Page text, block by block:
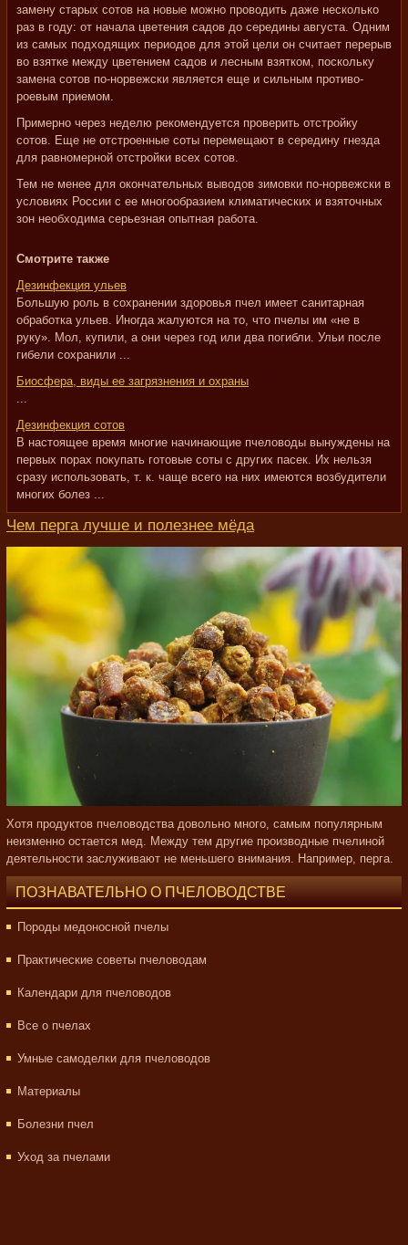
замену старых сотов на новые можно проводить даже несколько
раз в году: от начала цветения садов до середины августа. Одним
из самых подходящих периодов для этой цели он считает перерыв
во взятке между цветением садов и лесным взятком, поскольку
замена сотов по-норвежски является еще и сильным противо-
роевым приемом.
Примерно через неделю рекомендуется проверить отстройку
сотов. Еще не отстроенные соты перемещают в середину гнезда
для равномерной отстройки всех сотов.
Тем не менее для окончательных выводов зимовки по-норвежски в
условиях России с ее многообразием климатических и взяточных
зон необходима серьезная опытная работа.
Смотрите также
Дезинфекция ульев
Большую роль в сохранении здоровья пчел имеет санитарная
обработка ульев. Иногда жалуются на то, что пчелы им «не в
руку». Мол, купили, а они через год или два погибли. Ульи после
гибели сохранили ...
Биосфера, виды ее загрязнения и охраны
...
Дезинфекция сотов
В настоящее время многие начинающие пчеловоды вынуждены на
первых порах покупать готовые соты с других пасек. Их нельзя
сразу использовать, т. к. чаще всего на них имеются возбудители
многих болез ...
Чем перга лучше и полезнее мёда
Хотя продуктов пчеловодства довольно много, самым популярным
неизменно остается мед. Между тем другие производные пчелиной
деятельности заслуживают не меньшего внимания. Например, перга.
ПОЗНАВАТЕЛЬНО О ПЧЕЛОВОДСТВЕ
Породы медоносной пчелы
Практические советы пчеловодам
Календари для пчеловодов
Все о пчелах
Умные самоделки для пчеловодов
Материалы
Болезни пчел
Уход за пчелами